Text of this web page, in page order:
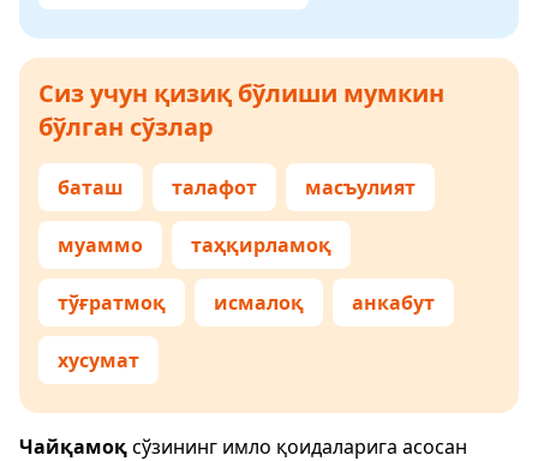
Сиз учун қизиқ бўлиши мумкин
бўлган сўзлар
баташ талафот масъулият
муаммо таҳқирламоқ
тўғратмоқ исмалоқ анкабут
хусумат
Чайқамоқсўзининг имло қоидаларига асосан